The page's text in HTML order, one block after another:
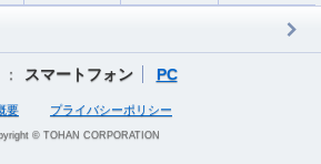
スマートフォン PC
要 プライバシーポリシー
© TOHAN CORPORATION